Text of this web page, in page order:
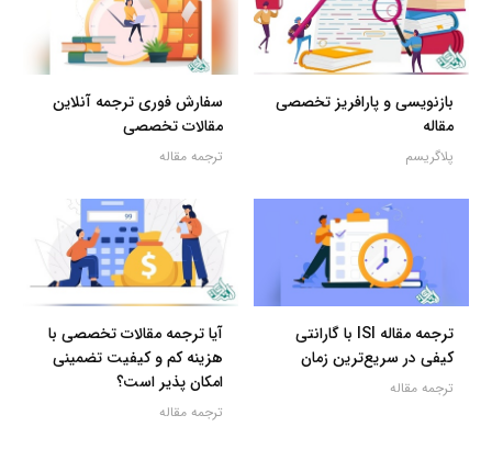
بازنویسی و پارافریز تخصصی
مقاله
پلاگریسم
سفارش فوری ترجمه آنلاین
مقالات تخصصی
ترجمه مقاله
ترجمه مقاله ISI با گارانتی
کیفی در سریع‌ترین زمان
ترجمه مقاله
آیا ترجمه مقالات تخصصی با
هزینه کم و کیفیت تضمینی
امکان پذیر است؟
ترجمه مقاله